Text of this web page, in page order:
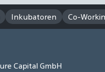
Inkubatoren Co-
Capital GmbH